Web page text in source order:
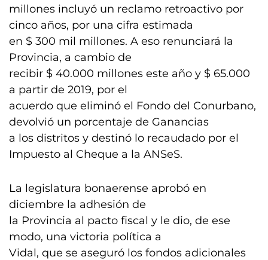
millones incluyó un reclamo retroactivo por
cinco años, por una cifra estimada
en $ 300 mil millones. A eso renunciará la
Provincia, a cambio de
recibir $ 40.000 millones este año y $ 65.000
a partir de 2019, por el
acuerdo que eliminó el Fondo del Conurbano,
devolvió un porcentaje de Ganancias
a los distritos y destinó lo recaudado por el
Impuesto al Cheque a la ANSeS.
La legislatura bonaerense aprobó en
diciembre la adhesión de
la Provincia al pacto fiscal y le dio, de ese
modo, una victoria política a
Vidal, que se aseguró los fondos adicionales